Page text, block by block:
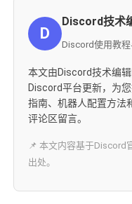
D
Discord技术
Discord使用教
本文由Discord技术编
Discord平台更新，为
指南、机器人配置方法
评论区留言。
📌 本文内容基于Discord
出处。